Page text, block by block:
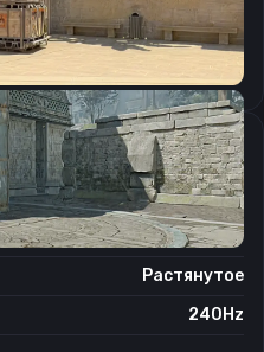
0
1
1280×960
4:3
Растянутое
240Hz